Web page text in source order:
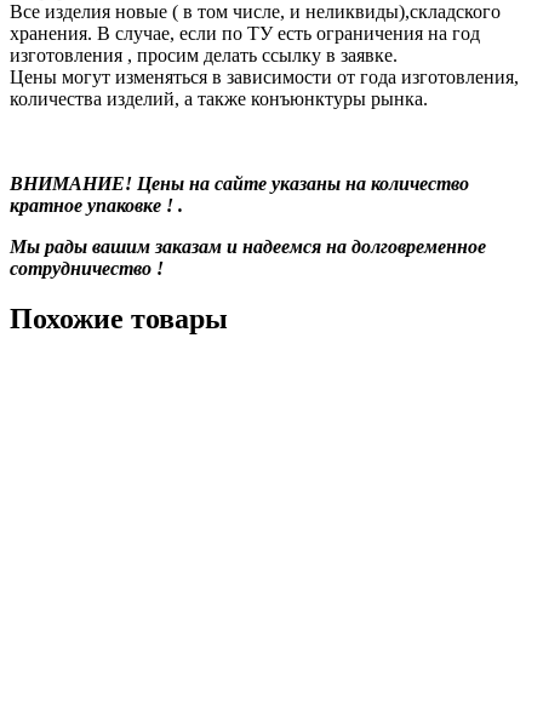
Все изделия новые ( в том числе, и неликвиды),складского
хранения. В случае, если по ТУ есть ограничения на год
изготовления , просим делать ссылку в заявке.
Цены могут изменяться в зависимости от года изготовления,
количества изделий, а также конъюнктуры рынка.
ВНИМАНИЕ! Цены на сайте указаны на количество
кратное упаковке ! .
Мы рады вашим заказам и надеемся на долговременное
сотрудничество !
Похожие товары